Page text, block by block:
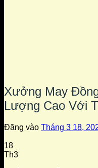
Xưởng May
Lượng Cao Với
Đăng vào Tháng 3 18,
18
Th3